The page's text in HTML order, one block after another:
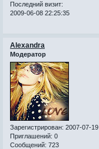
Последний визит:
2009-06-08 22:25:35
Alexandra
Модератор
Зарегистрирован: 2007-07-19
Приглашений: 0
Сообщений: 723